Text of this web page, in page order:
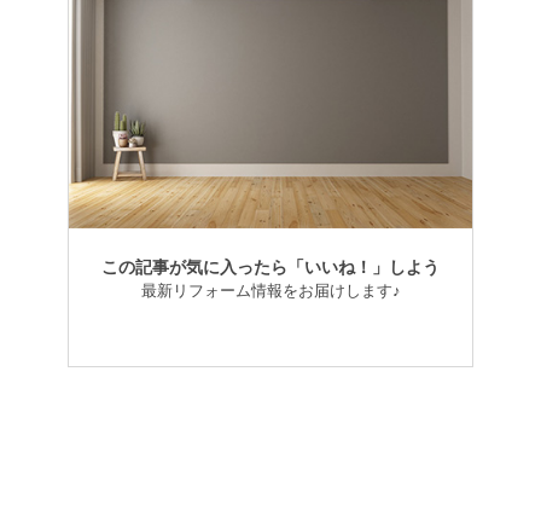
この記事が気に入ったら「いいね！」しよう
最新リフォーム情報をお届けします♪